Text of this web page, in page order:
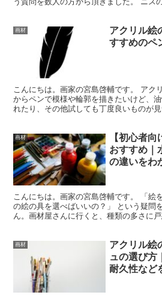
画材
アクリル絵
すすめのペ
こんにちは。画家の宮島啓輔です。 アク
からペンで模様や輪郭を描きたいけど、
れたり、その他試しても丁度良いものが
画材
【初心者
おすすめ｜
の違いをわ
こんにちは。画家の宮島啓輔です。 「絵
の絵の具を選べばいいの？」 という疑問
ん。画材屋さんに行くと、種類の多さに
画材
アクリル絵
ュの選び方
耐久性など